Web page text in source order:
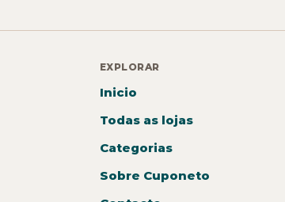
EXPLORAR
Inicio
Todas as lojas
Categorias
Sobre Cuponeto